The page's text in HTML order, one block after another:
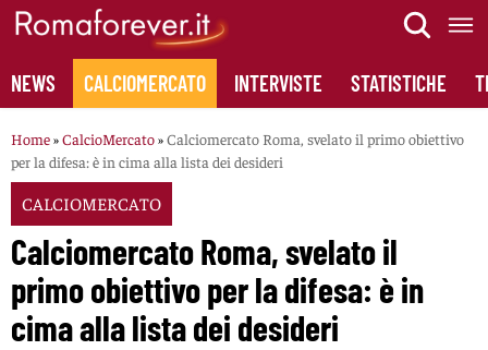
Skip
content
NEWS CALCIOMERCATO INTERVISTE STATISTICHE
Home»CalcioMercato»Calciomercato Roma, svelato il primo obiettivo
per la difesa: è in cima alla lista dei desideri
CALCIOMERCATO
Calciomercato Roma, svelato il
primo obiettivo per la difesa: è in
cima alla lista dei desideri